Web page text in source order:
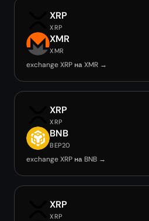
XRP
XRP
XMR
XMR
exchange XRP на XMR →
XRP
XRP
BNB
BEP20
exchange XRP на BNB →
XRP
XRP